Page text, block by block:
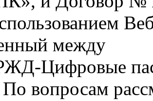
между
Цифровые
вопросам